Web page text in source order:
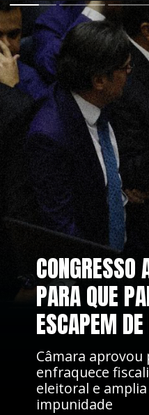
PARA QUE
ESCAPEM
Câmara
enfraquece
eleitoral e
impunidade